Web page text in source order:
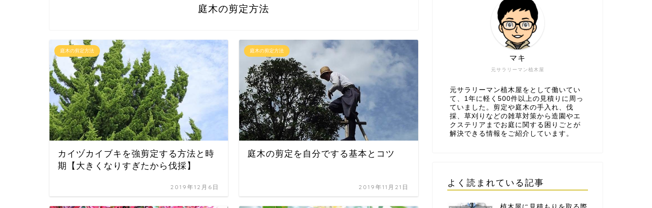
庭木の剪定方法
庭木の剪定方法
カイヅカイブキを強剪定する方法と時
期【大きくなりすぎたから伐採】
2019年12月6日
庭木の剪定方法
庭木の剪定を自分でする基本とコツ
2019年11月21日
元サラリーマン植木屋
マキ
元サラリーマン植木屋をとして働いてい
て、1年に軽く500件以上の見積りに周っ
ていました。剪定や庭木の手入れ、伐
採、草刈りなどの雑草対策から造園やエ
クステリアまでお庭に関する困りごとが
解決できる情報をご紹介しています。
よく読まれている記事